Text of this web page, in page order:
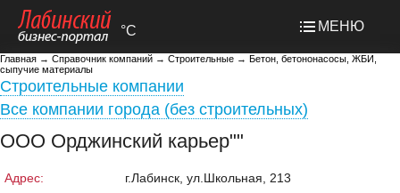
°C МЕНЮ
Главная → Справочник компаний → Строительные → Бетон, бетононасосы, ЖБИ,
сыпучие материалы
Строительные компании
Все компании города (без строительных)
ООО Орджинский карьер""
Адрес:
г.Лабинск, ул.Школьная, 213